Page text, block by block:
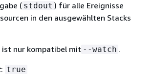
( stdout ) für alle Ereignisse
in den ausgewählten Stacks
ist nur kompatibel mit --watch .
: true